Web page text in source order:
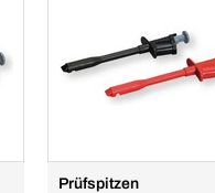
Prüfspitzen